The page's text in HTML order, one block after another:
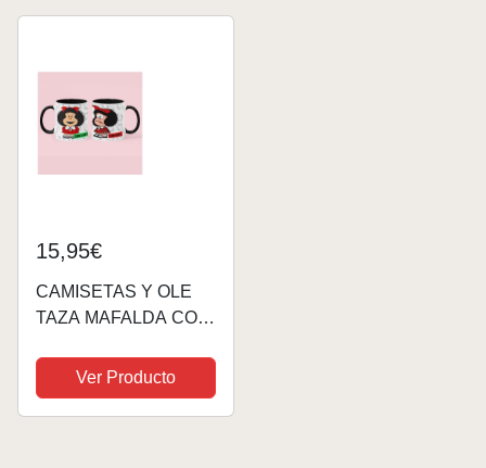
15,95€
CAMISETAS Y OLE
TAZA MAFALDA CON
Ver Producto